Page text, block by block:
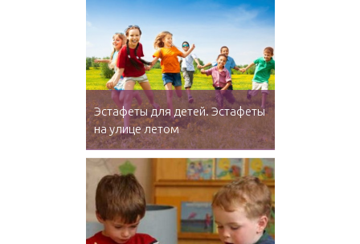
Эстафеты для детей. Эстафеты
на улице летом